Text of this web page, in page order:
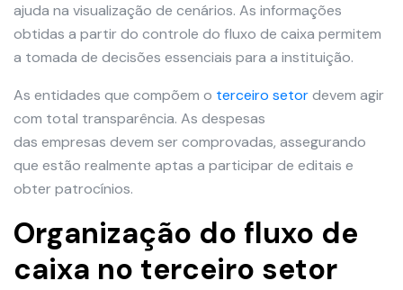
ajuda na visualização de cenários. As informações
obtidas a partir do controle do fluxo de caixa permitem
a tomada de decisões essenciais para a instituição.
As entidades que compõem o terceiro setordevem agir
com total transparência. As despesas
das empresas devem ser comprovadas, assegurando
que estão realmente aptas a participar de editais e
obter patrocínios.
Organização do fluxo de
caixa no terceiro setor